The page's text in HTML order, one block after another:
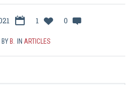
1 0
BY B. IN ARTICLES